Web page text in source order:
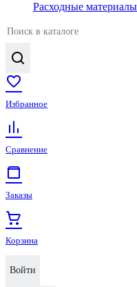
Расходные материалы
Избранное
Сравнение
Заказы
Корзина
Войти